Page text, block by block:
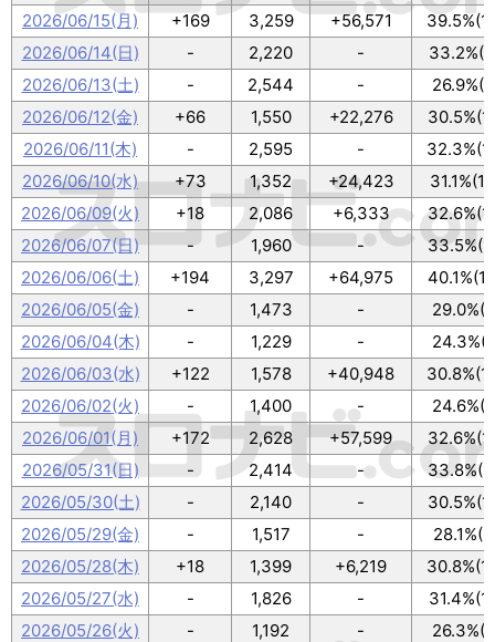
2026/06/15(月)
+169 3,259 +56,571
2026/06/14(日)
- 2,220 -
2026/06/13(土)
- 2,544 -
2026/06/12(金)
+66 1,550 +22,276
2026/06/11(木)
- 2,595 -
2026/06/10(水)
+73 1,352 +24,423
2026/06/09(火)
+18 2,086 +6,333
2026/06/07(日)
- 1,960 -
2026/06/06(土)
+194 3,297 +64,975
2026/06/05(金)
- 1,473 -
2026/06/04(木)
- 1,229 -
2026/06/03(水)
+122 1,578 +40,948
2026/06/02(火)
- 1,400 -
2026/06/01(月)
+172 2,628 +57,599
2026/05/31(日)
- 2,414 -
2026/05/30(土)
- 2,140 -
2026/05/29(金)
- 1,517 -
2026/05/28(木)
+18 1,399 +6,219
2026/05/27(水)
- 1,826 -
2026/05/26(火)
- 1,192 -